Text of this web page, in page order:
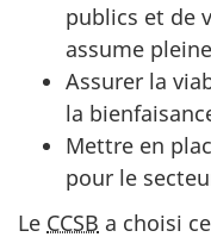
publics et de
assume
Assurer la
la
Mettre en
pour le
Le CCSB a choisi